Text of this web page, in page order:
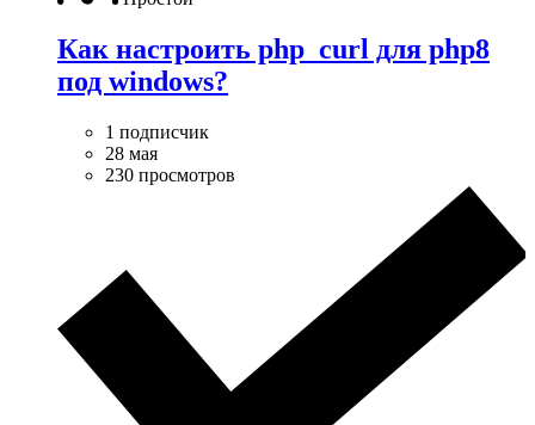
Как настроить php_curl для php8
под windows?
1 подписчик
28 мая
230 просмотров